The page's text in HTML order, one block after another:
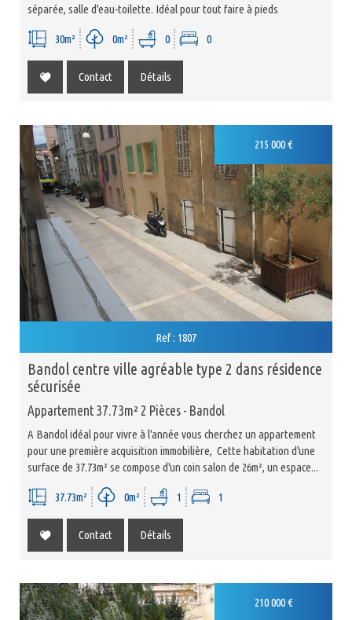
séparée, salle d'eau-toilette. Idéal pour tout faire à pieds
30m² 0m² 0 0
Contact Détails
Exclusivité
215 000 €
Ref : 1807
bandol centre ville agréable type 2 dans résidence
sécurisée
Appartement 37.73m² 2 Pièces - Bandol
A Bandol idéal pour vivre à l'année vous cherchez un appartement
pour une première acquisition immobilière, Cette habitation d'une
surface de 37.73m² se compose d'un coin salon de 26m², un espace...
37.73m² 0m² 1 1
Contact Détails
Sous Compromis
210 000 €